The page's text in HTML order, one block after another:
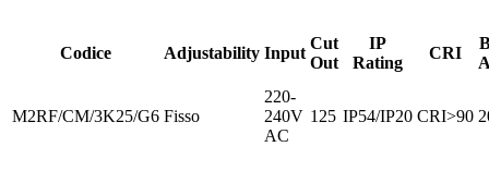
Codice Adjustability Input
Cut
Out
IP
Rating
CRI
M2RF/CM/3K25/G6 Fisso
220-
240V
AC
125 IP54/IP20 CRI>90